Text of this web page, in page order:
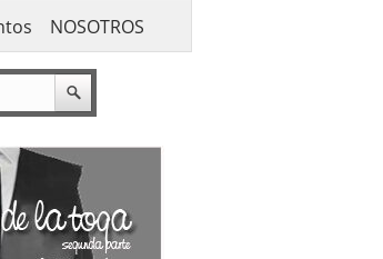
NOSOTROS